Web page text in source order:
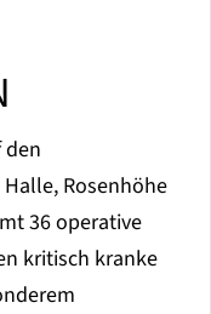
den
Rosenhöhe
36 operative
kritisch kranke